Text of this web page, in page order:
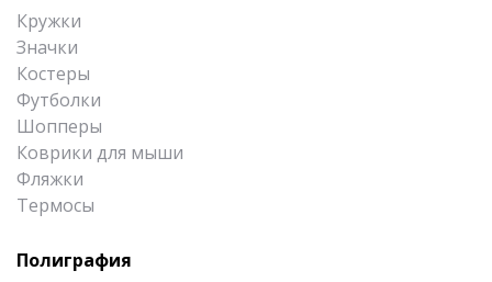
Кружки
Значки
Костеры
Футболки
Шопперы
Коврики для мыши
Фляжки
Термосы
Полиграфия